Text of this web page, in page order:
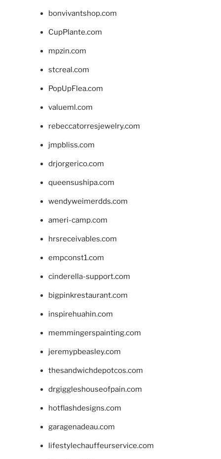
bonvivantshop.com
CupPlante.com
mpzin.com
stcreal.com
PopUpFlea.com
valueml.com
rebeccatorresjewelry.com
jmpbliss.com
drjorgerico.com
queensushipa.com
wendyweimerdds.com
ameri-camp.com
hrsreceivables.com
empconst1.com
cinderella-support.com
bigpinkrestaurant.com
inspirehuahin.com
memmingerspainting.com
jeremypbeasley.com
thesandwichdepotcos.com
drgiggleshouseofpain.com
hotflashdesigns.com
garagenadeau.com
lifestylechauffeurservice.com